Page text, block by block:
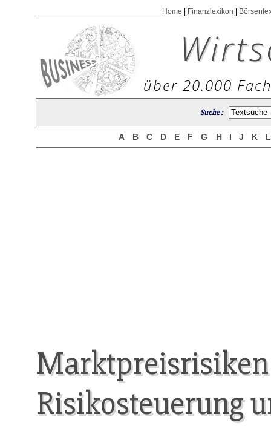
Home Finanzlexikon
über 20.000
Suche :
A B C D E F G H I J K
Risikosteuerung